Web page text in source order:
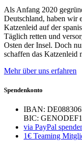
Als Anfang 2020
Deutschland, haben wir
Katzenleid auf der
Täglich retten und
Osten der Insel. Doch
schaffen das Katzenleid
Mehr über uns erfahren
Spendenkonto
IBAN:
BIC:
via PayPal
1€ Teaming